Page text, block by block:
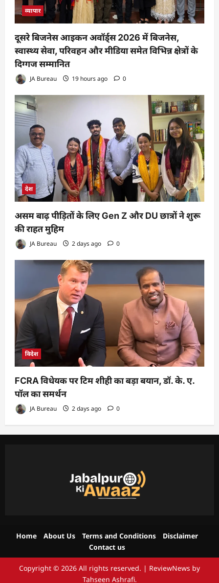
व्यापार
दूसरे बिजनेस आइकन अवॉर्ड्स 2026 में बिजनेस,
स्वास्थ्य सेवा, परिवहन और मीडिया समेत विभिन्न क्षेत्रों के
दिग्गज सम्मानित
JA Bureau 19 hours ago 0
देश
असम बाढ़ पीड़ितों के लिए Gen Z और DU छात्रों ने शुरू
की राहत मुहिम
JA Bureau 2 days ago 0
विदेश
FCRA विधेयक पर टिम शीही का बड़ा बयान, डॉ. के. ए.
पॉल का समर्थन
JA Bureau 2 days ago 0
Home About Us Terms and Conditions
Disclaimer
Contact us
Copyright © 2026 All rights reserved. | ReviewNews by
Tahseen Ashrafi.